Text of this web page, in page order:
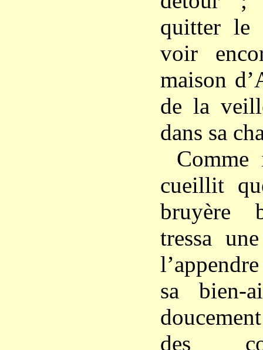
quitter le
voir
maison
de la
dans sa
cueillit
bruyère
tressa
sa bien-
des